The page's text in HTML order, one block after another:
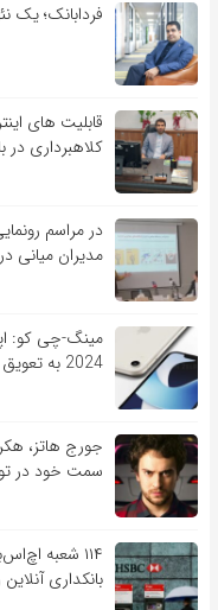
فردابانک؛ یک
قابلیت ‏های
کلاهبرداری در
در مراسم
مدیران میانی
2024 به تعویق می‌اندازد
جورج هاتز،
سمت خود در
۱۱۴ شعبه
بانکداری